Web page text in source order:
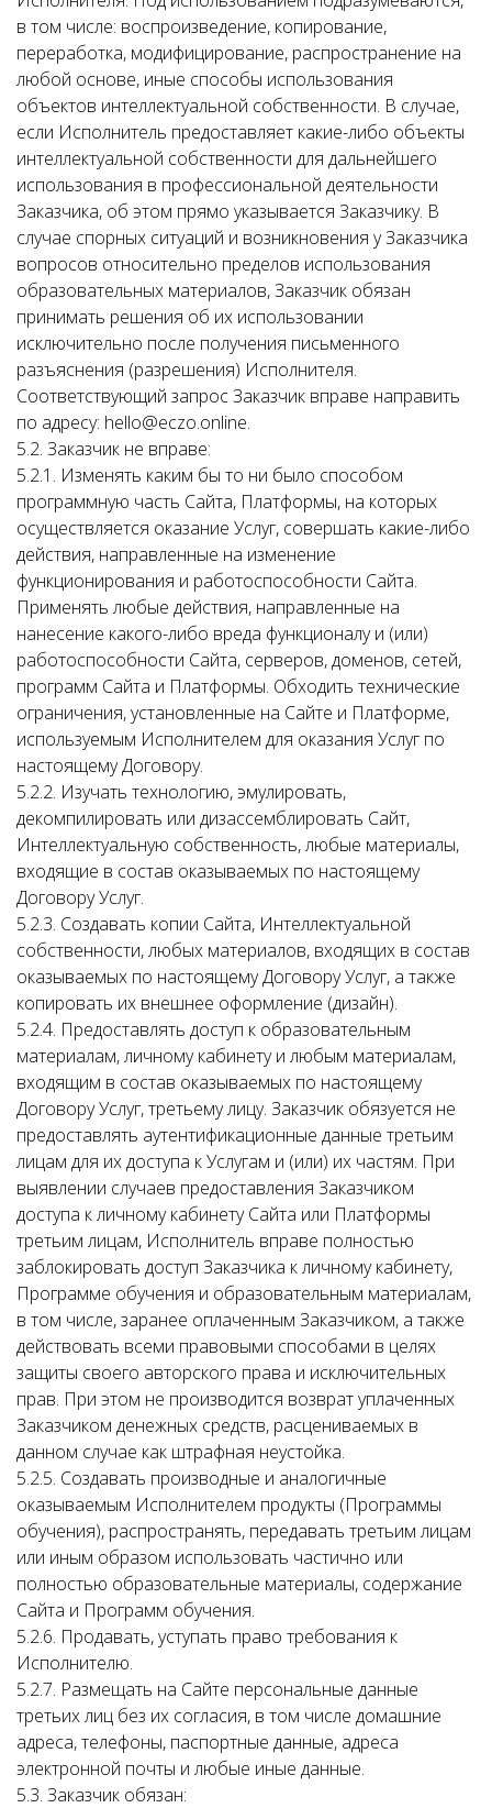
в том числе: воспроизведение, копирование,
переработка, модифицирование, распространение на
любой основе, иные способы использования
объектов интеллектуальной собственности. В случае,
если Исполнитель предоставляет какие-либо объекты
интеллектуальной собственности для дальнейшего
использования в профессиональной деятельности
Заказчика, об этом прямо указывается Заказчику. В
случае спорных ситуаций и возникновения у Заказчика
вопросов относительно пределов использования
образовательных материалов, Заказчик обязан
принимать решения об их использовании
исключительно после получения письменного
разъяснения (разрешения) Исполнителя.
Соответствующий запрос Заказчик вправе направить
по адресу: hello@eczo.online.
5.2. Заказчик не вправе:
5.2.1. Изменять каким бы то ни было способом
программную часть Сайта, Платформы, на которых
осуществляется оказание Услуг, совершать какие-либо
действия, направленные на изменение
функционирования и работоспособности Сайта.
Применять любые действия, направленные на
нанесение какого-либо вреда функционалу и (или)
работоспособности Сайта, серверов, доменов, сетей,
программ Сайта и Платформы. Обходить технические
ограничения, установленные на Сайте и Платформе,
используемым Исполнителем для оказания Услуг по
настоящему Договору.
5.2.2. Изучать технологию, эмулировать,
декомпилировать или дизассемблировать Сайт,
Интеллектуальную собственность, любые материалы,
входящие в состав оказываемых по настоящему
Договору Услуг.
5.2.3. Создавать копии Сайта, Интеллектуальной
собственности, любых материалов, входящих в состав
оказываемых по настоящему Договору Услуг, а также
копировать их внешнее оформление (дизайн).
5.2.4. Предоставлять доступ к образовательным
материалам, личному кабинету и любым материалам,
входящим в состав оказываемых по настоящему
Договору Услуг, третьему лицу. Заказчик обязуется не
предоставлять аутентификационные данные третьим
лицам для их доступа к Услугам и (или) их частям. При
выявлении случаев предоставления Заказчиком
доступа к личному кабинету Сайта или Платформы
третьим лицам, Исполнитель вправе полностью
заблокировать доступ Заказчика к личному кабинету,
Программе обучения и образовательным материалам,
в том числе, заранее оплаченным Заказчиком, а также
действовать всеми правовыми способами в целях
защиты своего авторского права и исключительных
прав. При этом не производится возврат уплаченных
Заказчиком денежных средств, расцениваемых в
данном случае как штрафная неустойка.
5.2.5. Создавать производные и аналогичные
оказываемым Исполнителем продукты (Программы
обучения), распространять, передавать третьим лицам
или иным образом использовать частично или
полностью образовательные материалы, содержание
Сайта и Программ обучения.
5.2.6. Продавать, уступать право требования к
Исполнителю.
5.2.7. Размещать на Сайте персональные данные
третьих лиц без их согласия, в том числе домашние
адреса, телефоны, паспортные данные, адреса
электронной почты и любые иные данные.
5.3. Заказчик обязан: